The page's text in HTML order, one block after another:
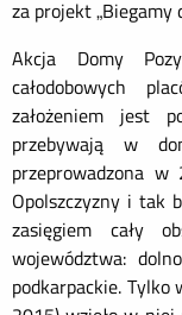
za projekt „Biegamy
Akcja Domy
całodobowych
założeniem jest
przebywają w
przeprowadzona
Opolszczyzny i tak
zasięgiem cały
województwa:
podkarpackie.